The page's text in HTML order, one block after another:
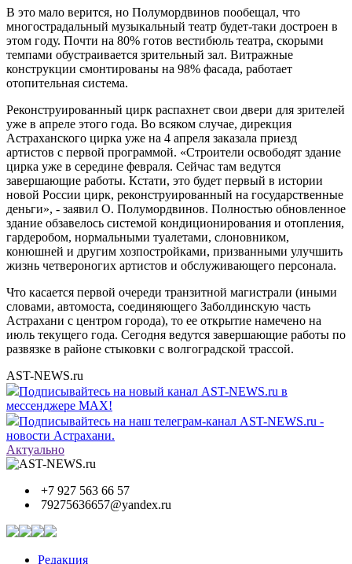
В это мало верится, но Полумордвинов пообещал, что
многострадальный музыкальный театр будет-таки достроен в
этом году. Почти на 80% готов вестибюль театра, скорыми
темпами обустраивается зрительный зал. Витражные
конструкции смонтированы на 98% фасада, работает
отопительная система.
Реконструированный цирк распахнет свои двери для зрителей
уже в апреле этого года. Во всяком случае, дирекция
Астраханского цирка уже на 4 апреля заказала приезд
артистов с первой программой. «Строители освободят здание
цирка уже в середине февраля. Сейчас там ведутся
завершающие работы. Кстати, это будет первый в истории
новой России цирк, реконструированный на государственные
деньги», - заявил О. Полумордвинов. Полностью обновленное
здание обзавелось системой кондиционирования и отопления,
гардеробом, нормальными туалетами, слоновником,
конюшней и другим хозпостройками, призванными улучшить
жизнь четвероногих артистов и обслуживающего персонала.
Что касается первой очереди транзитной магистрали (иными
словами, автомоста, соединяющего Заболдинскую часть
Астрахани с центром города), то ее открытие намечено на
июль текущего года. Сегодня ведутся завершающие работы по
развязке в районе стыковки с волгоградской трассой.
AST-NEWS.ru
Подписывайтесь на новый канал AST-NEWS.ru в
мессенджере MAX!
Подписывайтесь на наш телеграм-канал AST-NEWS.ru -
новости Астрахани.
Актуально
+7 927 563 66 57
79275636657@yandex.ru
Редакция